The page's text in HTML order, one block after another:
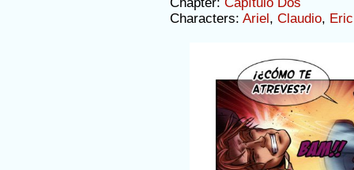
Characters: Ariel, Claudio, Eric